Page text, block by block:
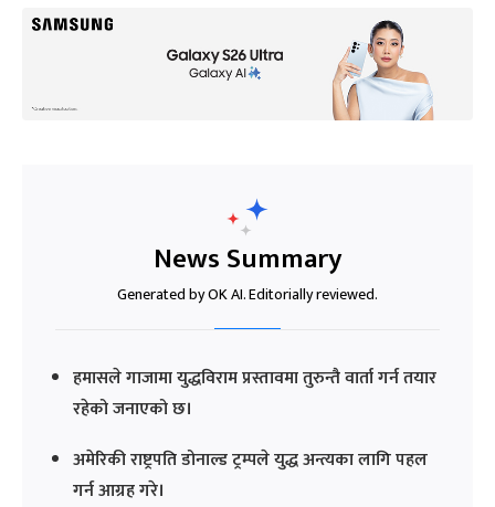
News Summary
Generated by OK AI. Editorially reviewed.
हमासले गाजामा युद्धविराम प्रस्तावमा तुरुन्तै वार्ता गर्न तयार
रहेको जनाएको छ।
अमेरिकी राष्ट्रपति डोनाल्ड ट्रम्पले युद्ध अन्त्यका लागि पहल
गर्न आग्रह गरे।